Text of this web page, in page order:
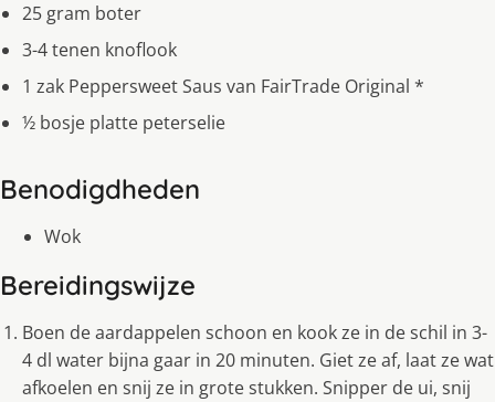
25 gram boter
3-4 tenen knoflook
1 zak Peppersweet Saus van FairTrade Original *
½ bosje platte peterselie
Benodigdheden
Wok
Bereidingswijze
Boen de aardappelen schoon en kook ze in de schil in 3-
4 dl water bijna gaar in 20 minuten. Giet ze af, laat ze wat
afkoelen en snij ze in grote stukken. Snipper de ui, snij